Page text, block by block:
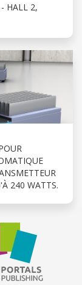
HALL 2,
240 WATTS.